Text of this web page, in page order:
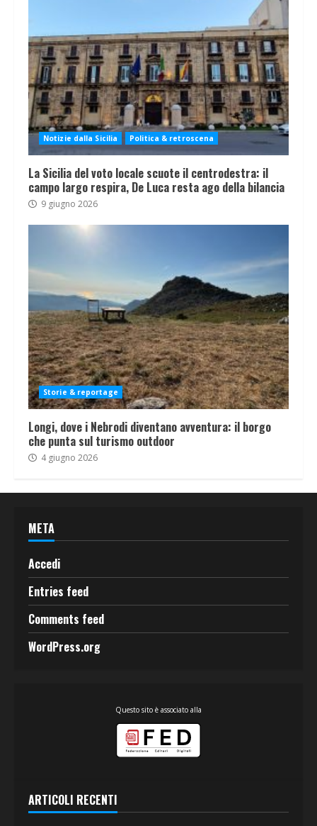
Notizie dalla Sicilia Politica & retroscena
La Sicilia del voto locale scuote il centrodestra: il
campo largo respira, De Luca resta ago della bilancia
9 giugno 2026
Storie & reportage
Longi, dove i Nebrodi diventano avventura: il borgo
che punta sul turismo outdoor
4 giugno 2026
META
Accedi
Entries feed
Comments feed
WordPress.org
Questo sito è associato alla
ARTICOLI RECENTI